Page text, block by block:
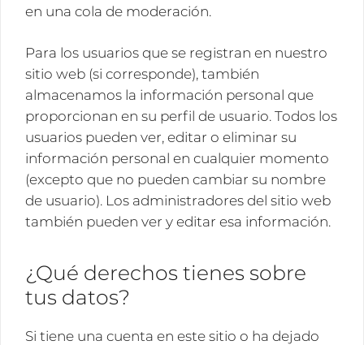
en una cola de moderación.
Para los usuarios que se registran en nuestro
sitio web (si corresponde), también
almacenamos la información personal que
proporcionan en su perfil de usuario. Todos los
usuarios pueden ver, editar o eliminar su
información personal en cualquier momento
(excepto que no pueden cambiar su nombre
de usuario). Los administradores del sitio web
también pueden ver y editar esa información.
¿Qué derechos tienes sobre
tus datos?
Si tiene una cuenta en este sitio o ha dejado